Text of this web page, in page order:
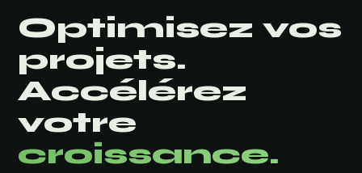
Optimisez vos
projets.
Accélérez
votre
croissance.